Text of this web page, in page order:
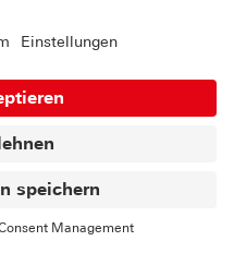
Konzept den
Ort und Zeitpunkt